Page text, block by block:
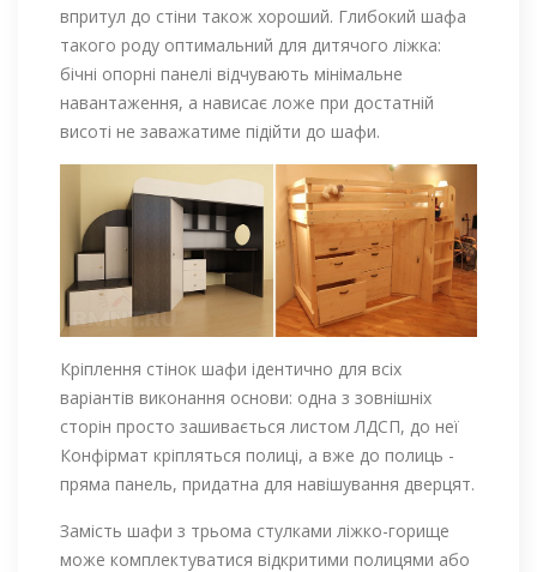
впритул до стіни також хороший. Глибокий шафа
такого роду оптимальний для дитячого ліжка:
бічні опорні панелі відчувають мінімальне
навантаження, а нависає ложе при достатній
висоті не заважатиме підійти до шафи.
Кріплення стінок шафи ідентично для всіх
варіантів виконання основи: одна з зовнішніх
сторін просто зашивається листом ЛДСП, до неї
Конфірмат кріпляться полиці, а вже до полиць -
пряма панель, придатна для навішування дверцят.
Замість шафи з трьома стулками ліжко-горище
може комплектуватися відкритими полицями або